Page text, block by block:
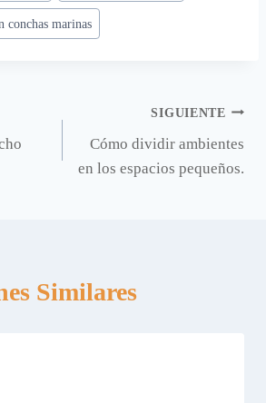
conchas marinas
SIGUIENTE
Cómo dividir ambientes
en los espacios pequeños.
Similares